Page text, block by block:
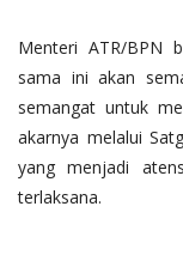
Menteri ATR/BPN
sama ini akan
semangat untuk
akarnya melalui
yang menjadi
terlaksana.